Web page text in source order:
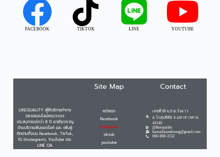
FACEBOOK TIKTOK LINE YOUTUBE
LIKEQUALITY ผู้ให้บริการทำการ
ตลาดออนไลน์ครบวงจร
ประสบการณ์กว่า 8 ปี เราเชี่ยวชาญ
ด้านบริการเพิ่มยอดไลค์ และ เพิ่มผู้
ติดตามทั้งบน Facebook, TikTok,
IG (Instagram), YouTube และ
LINE OA
Site Map
หน้าแรก
Facebook
Instagram
tiktok
youtube
Line
Contact
เลขที่ 89 ม.9 ต.วังยาว
อ.โกสุมพิสัย จ.มหาสารคาม
44140
@likequality
kansakkamdoung@gmail.com
090-898-3532